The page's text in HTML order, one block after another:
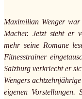
Maximilian Wenger
Macher. Jetzt steht er
mehr seine Romane
Fitnesstrainer
Salzburg verkriecht er
Wengers
eigenen